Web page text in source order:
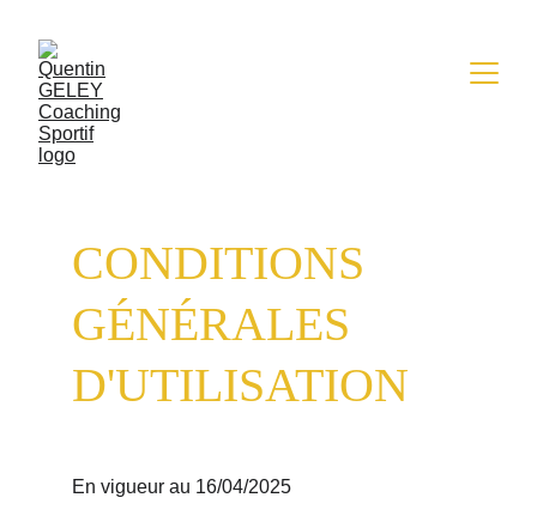
CONDITIONS
GÉNÉRALES
D'UTILISATION
En vigueur au 16/04/2025